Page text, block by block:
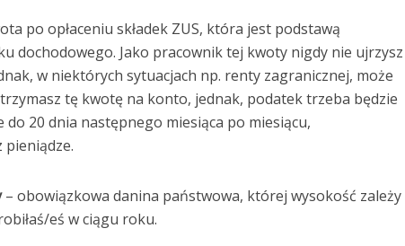
po opłaceniu składek ZUS, która jest podstawą
dochodowego. Jako pracownik tej kwoty nigdy nie ujrzysz
w niektórych sytuacjach np. renty zagranicznej, może
tę kwotę na konto, jednak, podatek trzeba będzie
do 20 dnia następnego miesiąca po miesiącu,
– obowiązkowa danina państwowa, której wysokość zależy
eś w ciągu roku.